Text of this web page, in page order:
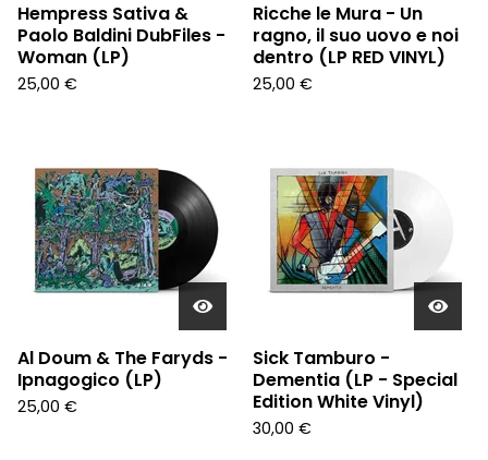
Hempress Sativa &
Paolo Baldini DubFiles -
Woman (LP)
25,00 €
Ricche le Mura - Un
ragno, il suo uovo e noi
dentro (LP RED VINYL)
25,00 €
Al Doum & The Faryds -
Ipnagogico (LP)
25,00 €
Sick Tamburo -
Dementia (LP - Special
Edition White Vinyl)
30,00 €